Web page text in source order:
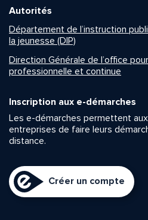
Autorités
Département de l’instruction
la jeunesse (DIP)
Direction Générale de l’office
professionnelle et continue
Inscription aux e-démarches
Les e-démarches permettent
entreprises de faire leurs
distance.
Créer un compte